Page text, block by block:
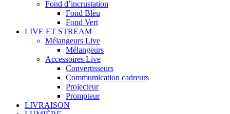
Fond d’incrustation
Fond Bleu
Fond Vert
LIVE ET STREAM
Mélangeurs Live
Mélangeurs
Accessoires Live
Convertisseurs
Commumication cadreurs
Projecteur
Prompteur
LIVRAISON